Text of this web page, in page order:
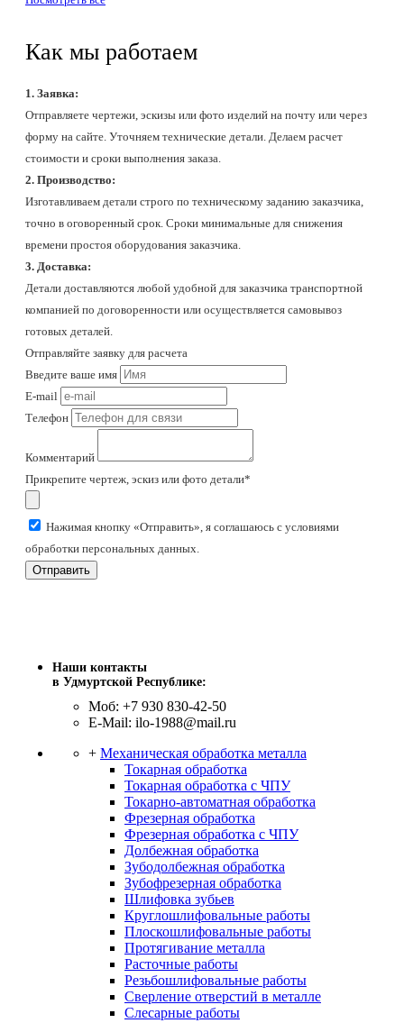
Как мы работаем
1. Заявка:
Отправляете чертежи, эскизы или фото изделий на почту или через
форму на сайте. Уточняем технические детали. Делаем расчет
стоимости и сроки выполнения заказа.
2. Производство:
Изготавливаем детали строго по техническому заданию заказчика,
точно в оговоренный срок. Сроки минимальные для снижения
времени простоя оборудования заказчика.
3. Доставка:
Детали доставляются любой удобной для заказчика транспортной
компанией по договоренности или осуществляется самовывоз
готовых деталей.
Отправляйте заявку для расчета
Введите ваше имя
E-mail
Телефон
Комментарий
Прикрепите чертеж, эскиз или фото детали*
Нажимая кнопку «Отправить», я соглашаюсь с условиями
обработки персональных данных.
Отправить
Наши контакты
в Удмуртской Республике:
Моб: +7 930 830-42-50
E-Mail: ilo-1988@mail.ru
+ Механическая обработка металла
Токарная обработка
Токарная обработка с ЧПУ
Токарно-автоматная обработка
Фрезерная обработка
Фрезерная обработка c ЧПУ
Долбежная обработка
Зубодолбежная обработка
Зубофрезерная обработка
Шлифовка зубьев
Круглошлифовальные работы
Плоскошлифовальные работы
Протягивание металла
Расточные работы
Резьбошлифовальные работы
Сверление отверстий в металле
Слесарные работы